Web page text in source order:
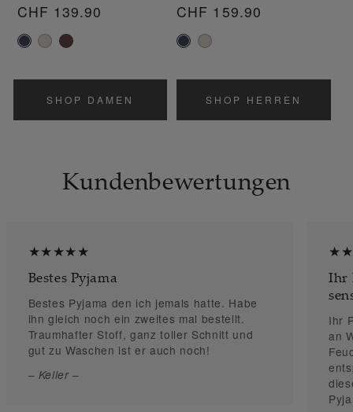
Normaler
Preis
CHF 139.90
Normaler
Preis
CHF 159.90
SHOP DAMEN SHOP HERREN
Kundenbewertungen
★★★★★
Bestes Pyjama
Bestes Pyjama den ich jemals hatte. Habe
ihn gleich noch ein zweites mal bestellt.
Traumhafter Stoff, ganz toller Schnitt und
gut zu Waschen ist er auch noch!
– Keller–
Ihr
Ihr
an